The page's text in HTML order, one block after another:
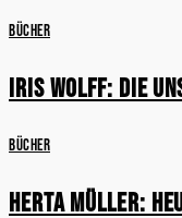
Bücher
Iris Wolff: Die
Bücher
Herta Müller: